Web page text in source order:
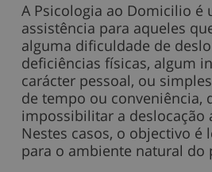
A Psicologia ao Domicilio é
assistência para aqueles
alguma dificuldade de
deficiências físicas, algum
carácter pessoal, ou
de tempo ou conveniência,
impossibilitar a deslocação
Nestes casos, o objectivo é
para o ambiente natural do